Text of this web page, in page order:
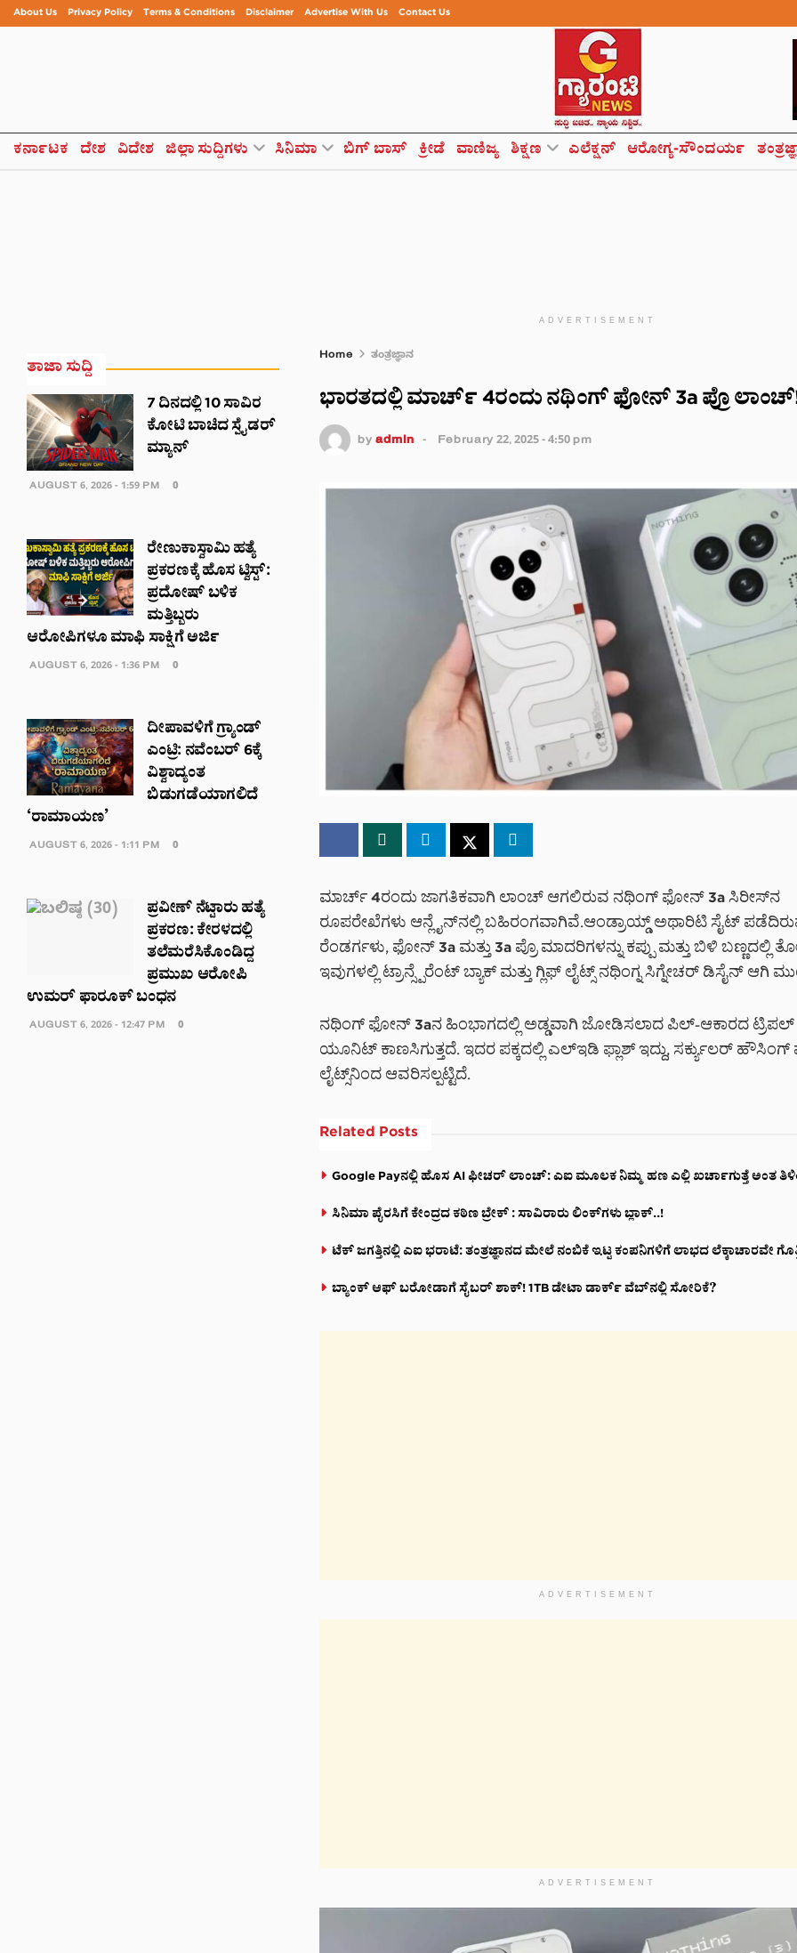
About Us Privacy Policy Terms & Conditions Disclaimer Advertise With Us Contact Us
ಕರ್ನಾಟಕ ದೇಶ ವಿದೇಶ ಜಿಲ್ಲಾ ಸುದ್ದಿಗಳು ಸಿನಿಮಾ ಬಿಗ್ ಬಾಸ್ ಕ್ರೀಡೆ ವಾಣಿಜ್ಯ ಶಿಕ್ಷಣ ಎಲೆಕ್ಷನ್ ಆರೋಗ್ಯ-ಸೌಂದರ್ಯ
ADVERTISEMENT
Home ತಂತ್ರಜ್ಞಾನ
ಭಾರತದಲ್ಲಿ ಮಾರ್ಚ್ 4ರಂದು ನಥಿಂಗ್ ಫೋನ್ 3a ಪ್ರೊ
by admin February 22, 2025 - 4:50 pm
ಮಾರ್ಚ್ 4ರಂದು ಜಾಗತಿಕವಾಗಿ ಲಾಂಚ್ ಆಗಲಿರುವ ನಥಿಂಗ್ ಫೋನ್ 3a
ರೂಪರೇಖೆಗಳು ಆನ್ಲೈನ್‌ನಲ್ಲಿ ಬಹಿರಂಗವಾಗಿವೆ.ಆಂಡ್ರಾಯ್ಡ್ ಅಥಾರಿಟಿ ಸೈಟ್
ರೆಂಡರ್ಗಳು, ಫೋನ್ 3a ಮತ್ತು 3a ಪ್ರೊ ಮಾದರಿಗಳನ್ನು ಕಪ್ಪು ಮತ್ತು ಬಿಳಿ ಬಣ್ಣದಲ್ಲಿ
ಇವುಗಳಲ್ಲಿ ಟ್ರಾನ್ಸ್ಪೆರೆಂಟ್ ಬ್ಯಾಕ್ ಮತ್ತು ಗ್ಲಿಫ್ ಲೈಟ್ಸ್ ನಥಿಂಗ್ನ ಸಿಗ್ನೇಚರ್ ಡಿಸೈನ್ ಆಗಿ
ನಥಿಂಗ್ ಫೋನ್ 3aನ ಹಿಂಭಾಗದಲ್ಲಿ ಅಡ್ಡವಾಗಿ ಜೋಡಿಸಲಾದ ಪಿಲ್-ಆಕಾರದ ಟ್ರಿಪಲ್
ಯೂನಿಟ್ ಕಾಣಸಿಗುತ್ತದೆ. ಇದರ ಪಕ್ಕದಲ್ಲಿ ಎಲ್ಇಡಿ ಫ್ಲಾಶ್ ಇದ್ದು, ಸರ್ಕ್ಯುಲರ್ ಹೌಸಿಂಗ್
ಲೈಟ್ಸ್‌ನಿಂದ ಆವರಿಸಲ್ಪಟ್ಟಿದೆ.
Related Posts
Google Payನಲ್ಲಿ ಹೊಸ AI ಫೀಚರ್ ಲಾಂಚ್: ಎಐ ಮೂಲಕ ನಿಮ್ಮ ಹಣ ಎಲ್ಲಿ ಖರ್ಚಾಗುತ್ತೆ ಅಂತ
ಸಿನಿಮಾ ಪೈರಸಿಗೆ ಕೇಂದ್ರದ ಕಠಿಣ ಬ್ರೇಕ್‌ : ಸಾವಿರಾರು ಲಿಂಕ್‌ಗಳು ಬ್ಲಾಕ್‌..!
ಟೆಕ್ ಜಗತ್ತಿನಲ್ಲಿ ಎಐ ಭರಾಟೆ: ತಂತ್ರಜ್ಞಾನದ ಮೇಲೆ ನಂಬಿಕೆ ಇಟ್ಟ ಕಂಪನಿಗಳಿಗೆ ಲಾಭದ ಲೆಕ್ಕಾಚಾರವೇ
ಬ್ಯಾಂಕ್ ಆಫ್ ಬರೋಡಾಗೆ ಸೈಬರ್ ಶಾಕ್! 1TB ಡೇಟಾ ಡಾರ್ಕ್ ವೆಬ್‌ನಲ್ಲಿ ಸೋರಿಕೆ?
ADVERTISEMENT
ADVERTISEMENT
ತಾಜಾ ಸುದ್ದಿ
7 ದಿನದಲ್ಲಿ 10 ಸಾವಿರ
ಕೋಟಿ ಬಾಚಿದ ಸ್ಪೈಡರ್
ಮ್ಯಾನ್
AUGUST 6, 2026 - 1:59 PM 0
ರೇಣುಕಾಸ್ವಾಮಿ ಹತ್ಯೆ
ಪ್ರಕರಣಕ್ಕೆ ಹೊಸ ಟ್ವಿಸ್ಟ್:
ಪ್ರದೋಷ್ ಬಳಿಕ
ಮತ್ತಿಬ್ಬರು
ಆರೋಪಿಗಳೂ ಮಾಫಿ ಸಾಕ್ಷಿಗೆ ಅರ್ಜಿ
AUGUST 6, 2026 - 1:36 PM 0
ದೀಪಾವಳಿಗೆ ಗ್ರ್ಯಾಂಡ್
ಎಂಟ್ರಿ: ನವೆಂಬರ್ 6ಕ್ಕೆ
ವಿಶ್ವಾದ್ಯಂತ
ಬಿಡುಗಡೆಯಾಗಲಿದೆ
‘ರಾಮಾಯಣ’
AUGUST 6, 2026 - 1:11 PM 0
ಪ್ರವೀಣ್ ನೆಟ್ಟಾರು ಹತ್ಯೆ
ಪ್ರಕರಣ: ಕೇರಳದಲ್ಲಿ
ತಲೆಮರೆಸಿಕೊಂಡಿದ್ದ
ಪ್ರಮುಖ ಆರೋಪಿ
ಉಮರ್ ಫಾರೂಕ್ ಬಂಧನ
AUGUST 6, 2026 - 12:47 PM 0